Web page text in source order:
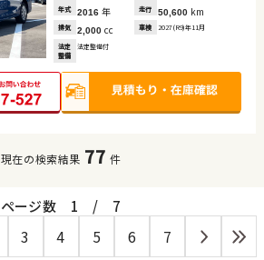
年式 2016 年 走行 50,600 km
排気 2,000 cc 車検 2027(R9)年11月
法定
整備
法定整備付
現在の検索結果 77 件
ページ数 1 / 7
3 4 5 6 7